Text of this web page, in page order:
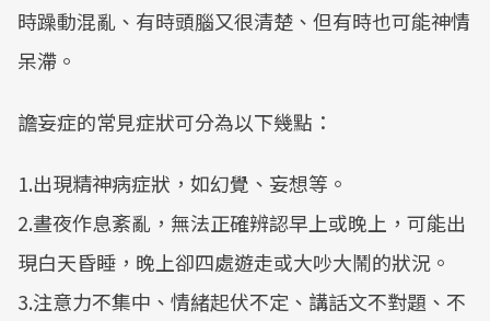
時躁動混亂、有時頭腦又很清楚、但有時也可能神情
呆滯。
譫妄症的常見症狀可分為以下幾點：
1.出現精神病症狀，如幻覺、妄想等。
2.晝夜作息紊亂，無法正確辨認早上或晚上，可能出
現白天昏睡，晚上卻四處遊走或大吵大鬧的狀況。
3.注意力不集中、情緒起伏不定、講話文不對題、不